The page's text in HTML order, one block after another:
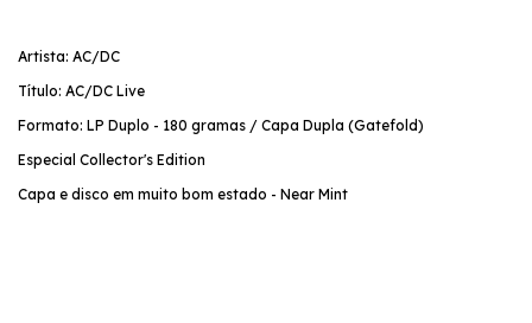
Artista: AC/DC
Título: AC/DC Live
Formato: LP Duplo - 180 gramas / Capa Dupla (Gatefold)
Especial Collector's Edition
Capa e disco em muito bom estado - Near Mint